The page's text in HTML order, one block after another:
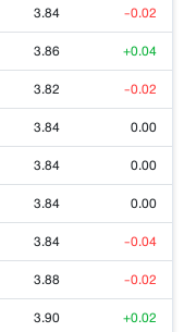
3.84
-0.02
3.86
+0.04
3.82
-0.02
3.84
0.00
3.84
0.00
3.84
0.00
3.84
-0.04
3.88
-0.02
3.90
+0.02